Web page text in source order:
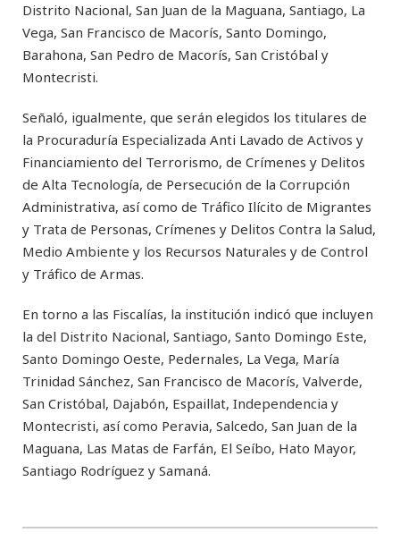
Distrito Nacional, San Juan de la Maguana, Santiago, La
Vega, San Francisco de Macorís, Santo Domingo,
Barahona, San Pedro de Macorís, San Cristóbal y
Montecristi.
Señaló, igualmente, que serán elegidos los titulares de
la Procuraduría Especializada Anti Lavado de Activos y
Financiamiento del Terrorismo, de Crímenes y Delitos
de Alta Tecnología, de Persecución de la Corrupción
Administrativa, así como de Tráfico Ilícito de Migrantes
y Trata de Personas, Crímenes y Delitos Contra la Salud,
Medio Ambiente y los Recursos Naturales y de Control
y Tráfico de Armas.
En torno a las Fiscalías, la institución indicó que incluyen
la del Distrito Nacional, Santiago, Santo Domingo Este,
Santo Domingo Oeste, Pedernales, La Vega, María
Trinidad Sánchez, San Francisco de Macorís, Valverde,
San Cristóbal, Dajabón, Espaillat, Independencia y
Montecristi, así como Peravia, Salcedo, San Juan de la
Maguana, Las Matas de Farfán, El Seíbo, Hato Mayor,
Santiago Rodríguez y Samaná.